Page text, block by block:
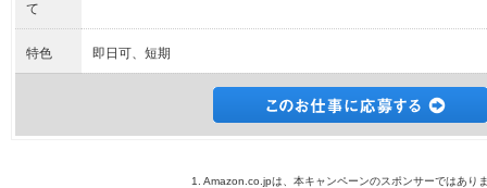
て
特色 即日可、短期
1. Amazon.co.jpは、本キャンペーンのスポンサーではあり